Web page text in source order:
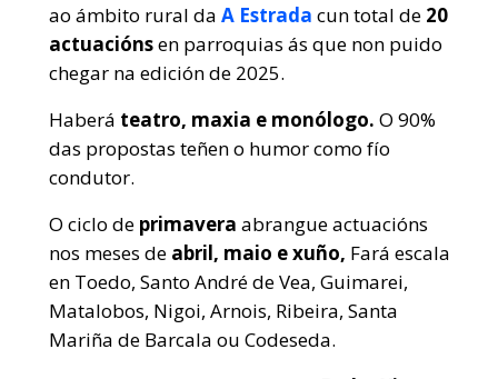
ao ámbito rural da A Estrada cun total de 20
actuaciónsen parroquias ás que non puido
chegar na edición de 2025.
Haberá teatro, maxia e monólogo. O 90%
das propostas teñen o humor como fío
condutor.
O ciclo de primavera abrangue actuacións
nos meses de abril, maio e xuño, Fará escala
en Toedo, Santo André de Vea, Guimarei,
Matalobos, Nigoi, Arnois, Ribeira, Santa
Mariña de Barcala ou Codeseda.